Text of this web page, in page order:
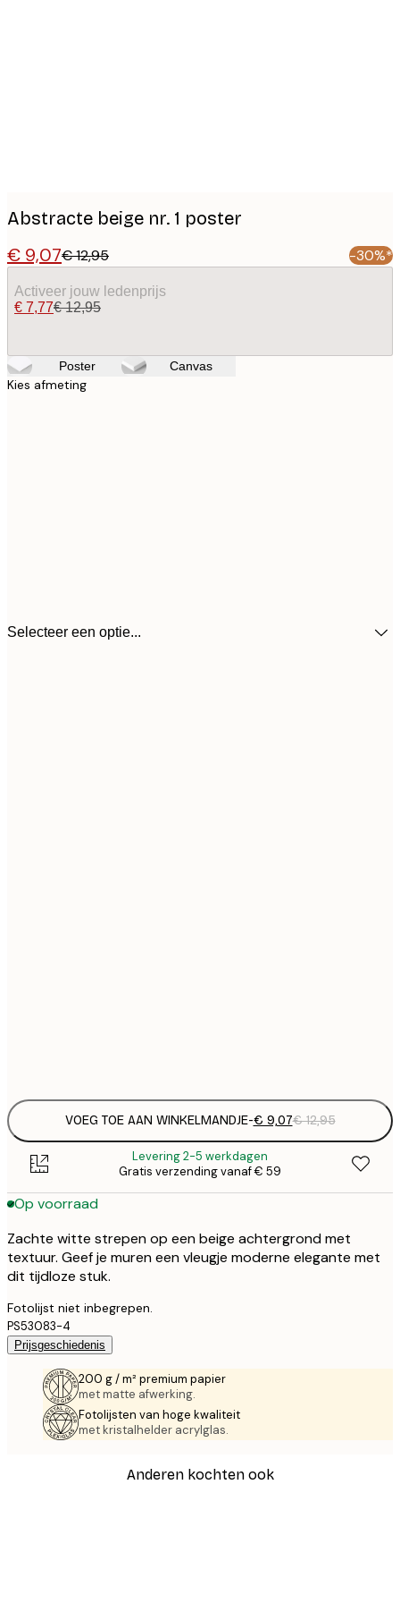
Abstracte beige nr. 1 poster
€ 9,07€ 12,95 -30%*
Activeer jouw ledenprijs
€ 7,77€ 12,95
Poster Canvas
Kies afmeting
Selecteer een optie...
VOEG TOE AAN WINKELMANDJE-€ 9,07€ 12,95
Levering 2-5 werkdagen
Gratis verzending vanaf € 59
Op voorraad
Zachte witte strepen op een beige achtergrond met
textuur. Geef je muren een vleugje moderne elegante met
dit tijdloze stuk.
Fotolijst niet inbegrepen.
PS53083-4
Prijsgeschiedenis
200 g / m² premium papier
met matte afwerking.
Fotolijsten van hoge kwaliteit
met kristalhelder acrylglas.
Anderen kochten ook